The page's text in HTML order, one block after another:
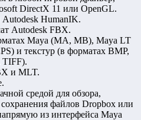
DirectX 11 или OpenGL.
HumanIK.
Autodesk FBX.
Maya (MA, MB), Maya LT
и текстур (в форматах BMP,
и MLT.
средой для обзора,
файлов Dropbox или
из интерфейса Maya